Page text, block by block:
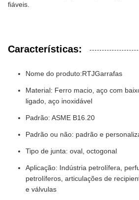
fiáveis.
Características:
Nome do produto:RTJGarrafas
Material: Ferro macio, aço com
ligado, aço inoxidável
Padrão: ASME B16.20
Padrão ou não: padrão e
Tipo de junta: oval, octogonal
Aplicação: Indústria petrolífera,
petrolíferos, articulações de
e válvulas